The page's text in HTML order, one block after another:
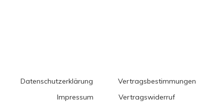
Datenschutzerklärung
Vertragsbestimmungen
Impressum
Vertragswiderruf